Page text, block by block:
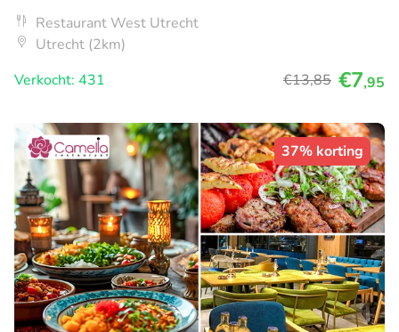
Restaurant West Utrecht
Utrecht (2km)
Verkocht: 431
€13,85 €7,95
37% korting